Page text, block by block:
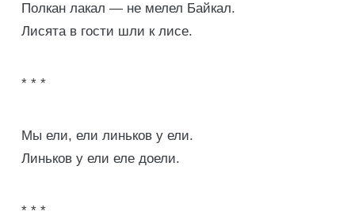
Полкан лакал — не мелел Байкал.
Лисята в гости шли к лисе.
* * *
Мы ели, ели линьков у ели.
Линьков у ели еле доели.
* * *